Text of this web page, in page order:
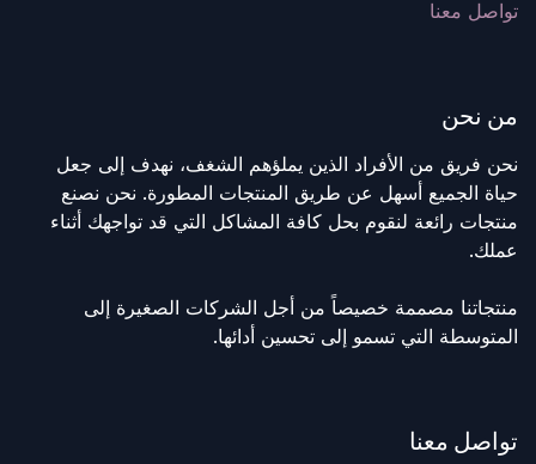
تواصل معنا
من نحن
نحن فريق من الأفراد الذين يملؤهم الشغف، نهدف إلى جعل
حياة الجميع أسهل عن طريق المنتجات المطورة. نحن نصنع
منتجات رائعة لنقوم بحل كافة المشاكل التي قد تواجهك أثناء
عملك.
منتجاتنا مصممة خصيصاً من أجل الشركات الصغيرة إلى
المتوسطة التي تسمو إلى تحسين أدائها.
تواصل معنا